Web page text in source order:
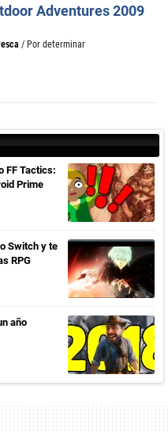
Adventures 2009
/ Por determinar
FF Tactics:
Prime
Switch y te
RPG
año